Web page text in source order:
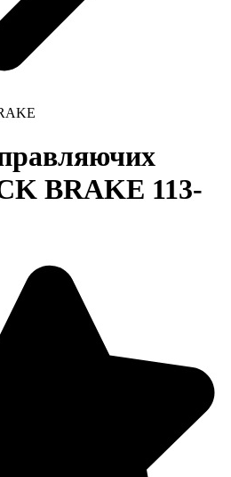
BRAKE 113-